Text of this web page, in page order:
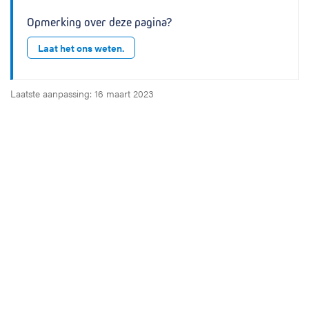
Opmerking over deze pagina?
Laat het ons weten.
Laatste aanpassing: 16 maart 2023